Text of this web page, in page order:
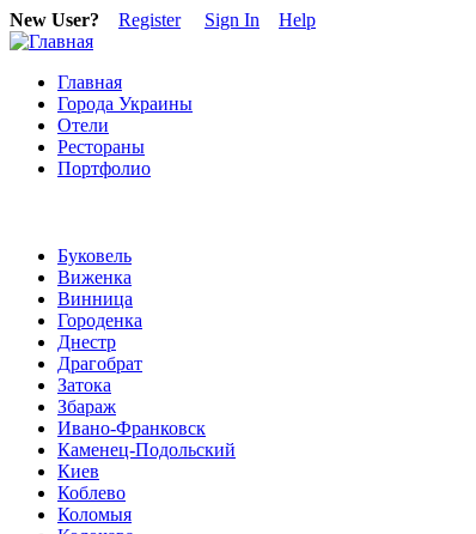
New User? Register Sign In Help
Главная
Города Украины
Отели
Рестораны
Портфолио
Буковель
Виженка
Винница
Городенка
Днестр
Драгобрат
Затока
Збараж
Ивано-Франковск
Каменец-Подольский
Киев
Коблево
Коломыя